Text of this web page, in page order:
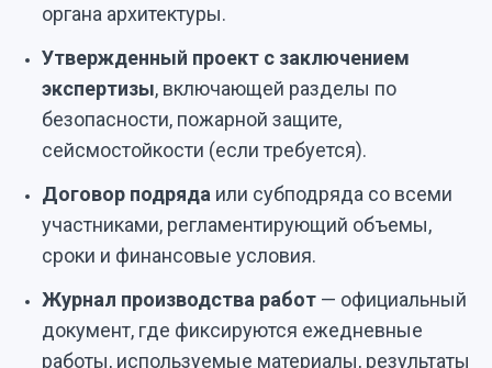
органа архитектуры.
Утвержденный проект с заключением
экспертизы, включающей разделы по
безопасности, пожарной защите,
сейсмостойкости (если требуется).
Договор подряда или субподряда со всеми
участниками, регламентирующий объемы,
сроки и финансовые условия.
Журнал производства работ— официальный
документ, где фиксируются ежедневные
работы, используемые материалы, результаты